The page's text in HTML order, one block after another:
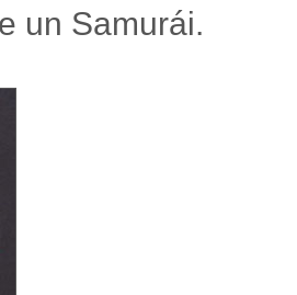
un Samurái.